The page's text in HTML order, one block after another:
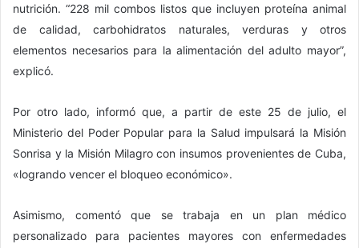
nutrición. “228 mil combos listos que incluyen proteína animal
de calidad, carbohidratos naturales, verduras y otros
elementos necesarios para la alimentación del adulto mayor”,
explicó.
Por otro lado, informó que, a partir de este 25 de julio, el
Ministerio del Poder Popular para la Salud impulsará la Misión
Sonrisa y la Misión Milagro con insumos provenientes de Cuba,
«logrando vencer el bloqueo económico».
Asimismo, comentó que se trabaja en un plan médico
personalizado para pacientes mayores con enfermedades